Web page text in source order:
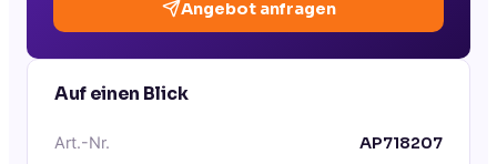
Angebot anfragen
Auf einen Blick
Art.-Nr. AP718207